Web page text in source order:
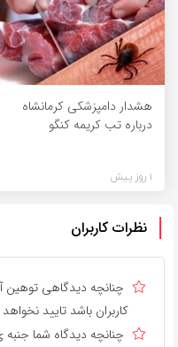
هشدار دامپزشکی کرمانشاه
درباره تب کریمه کنگو
1 روز پیش
نظرات کاربران
چنانچه دیدگاهی توهین
کاربران باشد تایید
چنانچه دیدگاه شما جنبه